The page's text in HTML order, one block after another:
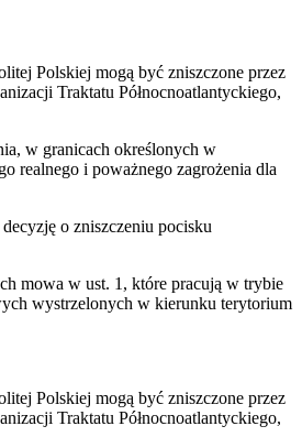
Polskiej mogą być zniszczone przez
Traktatu Północnoatlantyckiego,
w granicach określonych w
realnego i poważnego zagrożenia dla
o zniszczeniu pocisku
mowa w ust. 1, które pracują w trybie
wystrzelonych w kierunku terytorium
Polskiej mogą być zniszczone przez
Traktatu Północnoatlantyckiego,